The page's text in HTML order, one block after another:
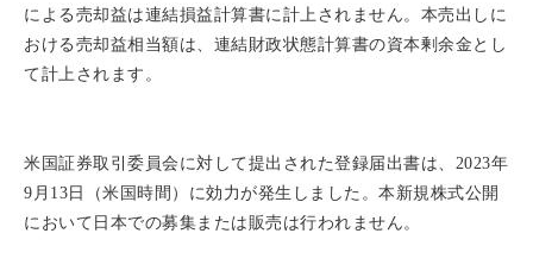
による売却益は連結損益計算書に計上されません。本売出しに
おける売却益相当額は、連結財政状態計算書の資本剰余金とし
て計上されます。
米国証券取引委員会に対して提出された登録届出書は、2023年
9月13日（米国時間）に効力が発生しました。本新規株式公開
において日本での募集または販売は行われません。